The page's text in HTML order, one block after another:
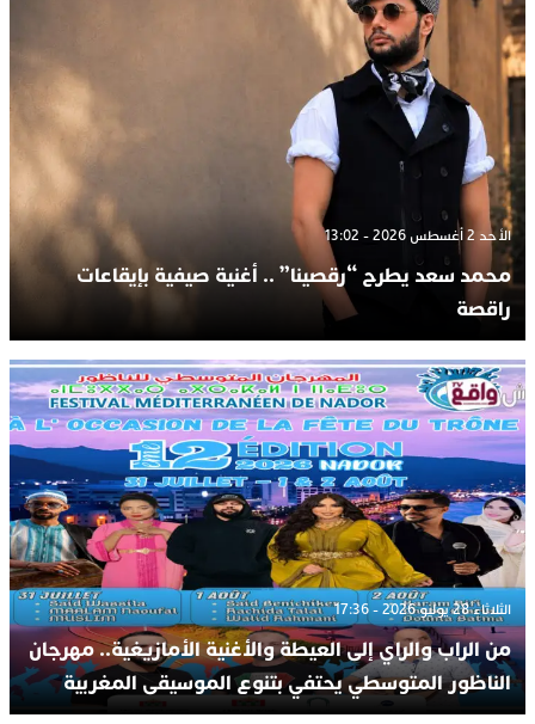
الأحد 2 أغسطس 2026 - 13:02
محمد سعد يطرح “رقصينا” .. أغنية صيفية بإيقاعات
راقصة
الثلاثاء 28 يوليو 2026 - 17:36
من الراب والراي إلى العيطة والأغنية الأمازيغية.. مهرجان
الناظور المتوسطي يحتفي بتنوع الموسيقى المغربية